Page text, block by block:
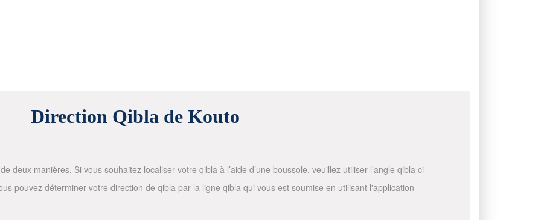
Direction Qibla de Kouto
deux manières. Si vous souhaitez localiser votre qibla à l’aide d’une boussole, veuillez utiliser l’angle qibla ci-
pouvez déterminer votre direction de qibla par la ligne qibla qui vous est soumise en utilisant l'application